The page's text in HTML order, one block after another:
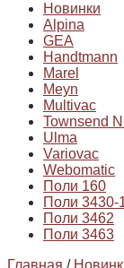
Новинки
Alpina
GEA
Handtmann
Marel
Meyn
Multivac
Townsend
Ulma
Variovac
Webomatic
Поли 160
Поли 3430-
Поли 3462
Поли 3463
Главная /